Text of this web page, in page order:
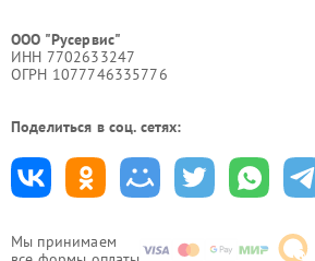
Мы принимаем
ООО "Русервис"
ИНН 7702633247
ОГРН 1077746335776
Поделиться в соц. сетях: